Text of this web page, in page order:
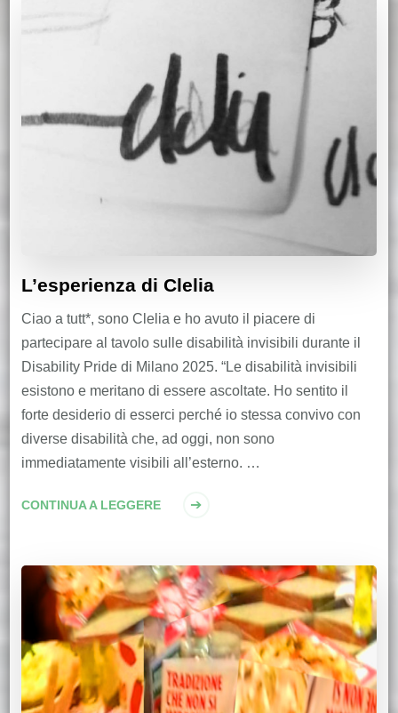
L’esperienza di Clelia
Ciao a tutt*, sono Clelia e ho avuto il piacere di
partecipare al tavolo sulle disabilità invisibili durante il
Disability Pride di Milano 2025. “Le disabilità invisibili
esistono e meritano di essere ascoltate. Ho sentito il
forte desiderio di esserci perché io stessa convivo con
diverse disabilità che, ad oggi, non sono
immediatamente visibili all’esterno. …
CONTINUA A LEGGERE